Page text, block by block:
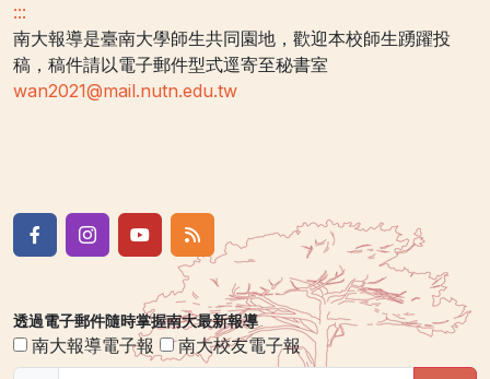
:::
南大報導是臺南大學師生共同園地，歡迎本校師生踴躍投
稿，稿件請以電子郵件型式逕寄至秘書室
wan2021@mail.nutn.edu.tw
透過電子郵件隨時掌握南大最新報導
南大報導電子報
南大校友電子報